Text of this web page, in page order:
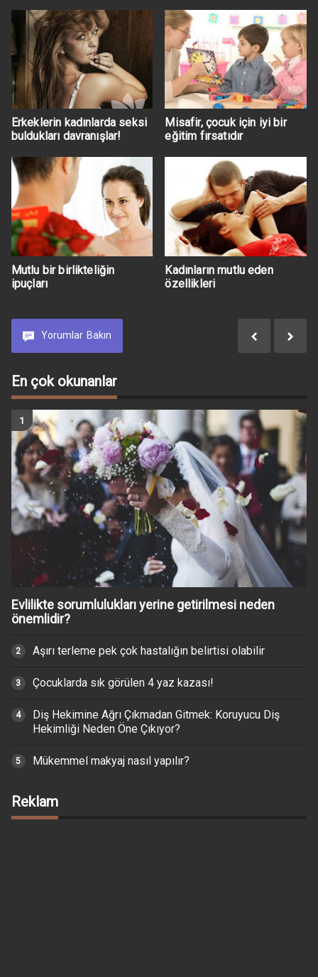
Erkeklerin kadınlarda seksi
buldukları davranışlar!
Misafir, çocuk için iyi bir
eğitim fırsatıdır
Mutlu bir birlikteliğin
ipuçları
Kadınların mutlu eden
özellikleri
Yorumlar Bakın
En çok okunanlar
Evlilikte sorumlulukları yerine getirilmesi neden
önemlidir?
Aşırı terleme pek çok hastalığın belirtisi olabilir
Çocuklarda sık görülen 4 yaz kazası!
Diş Hekimine Ağrı Çıkmadan Gitmek: Koruyucu Diş
Hekimliği Neden Öne Çıkıyor?
Mükemmel makyaj nasıl yapılır?
Reklam